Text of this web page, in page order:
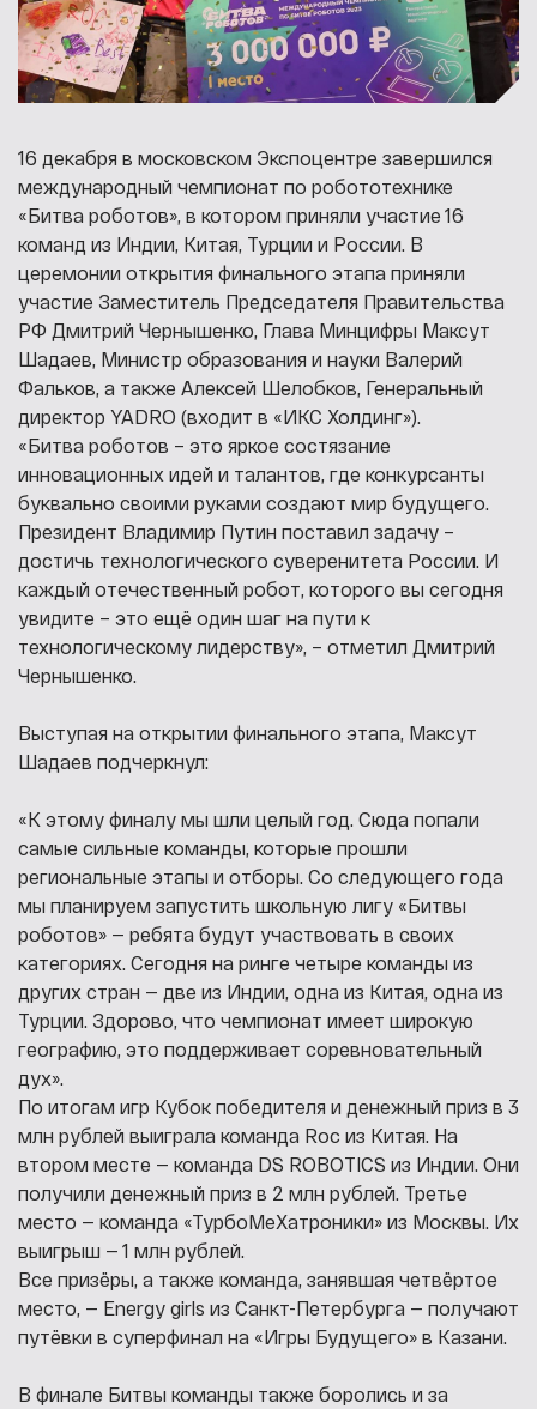
16 декабря в московском Экспоцентре завершился
международный чемпионат по робототехнике
«Битва роботов», в котором приняли участие 16
команд из Индии, Китая, Турции и России. В
церемонии открытия финального этапа приняли
участие Заместитель Председателя Правительства
РФ Дмитрий Чернышенко, Глава Минцифры Максут
Шадаев, Министр образования и науки Валерий
Фальков, а также Алексей Шелобков, Генеральный
директор YADRO (входит в «ИКС Холдинг»).
«Битва роботов – это яркое состязание
инновационных идей и талантов, где конкурсанты
буквально своими руками создают мир будущего.
Президент Владимир Путин поставил задачу –
достичь технологического суверенитета России. И
каждый отечественный робот, которого вы сегодня
увидите – это ещё один шаг на пути к
технологическому лидерству», – отметил Дмитрий
Чернышенко.
Выступая на открытии финального этапа, Максут
Шадаев подчеркнул:
«К этому финалу мы шли целый год. Сюда попали
самые сильные команды, которые прошли
региональные этапы и отборы. Со следующего года
мы планируем запустить школьную лигу «Битвы
роботов» — ребята будут участвовать в своих
категориях. Сегодня на ринге четыре команды из
других стран — две из Индии, одна из Китая, одна из
Турции. Здорово, что чемпионат имеет широкую
географию, это поддерживает соревновательный
дух».
По итогам игр Кубок победителя и денежный приз в 3
млн рублей выиграла команда Roc из Китая. На
втором месте — команда DS ROBOTICS из Индии. Они
получили денежный приз в 2 млн рублей. Третье
место — команда «ТурбоМеХатроники» из Москвы. Их
выигрыш — 1 млн рублей.
Все призёры, а также команда, занявшая четвёртое
место, — Energy girls из Санкт-Петербурга — получают
путёвки в суперфинал на «Игры Будущего» в Казани.
В финале Битвы команды также боролись и за